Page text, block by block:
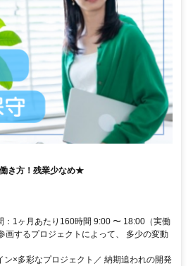
き方！残業少なめ★
：1ヶ月あたり160時間 9:00 〜 18:00（実働
するプロジェクトによって、 多少の変動
ン×多彩なプロジェクト／ 納期追われの開発